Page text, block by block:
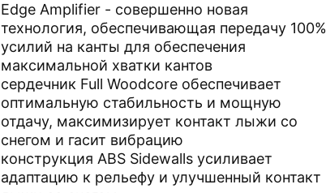
Edge Amplifier - совершенно новая
технология, обеспечивающая передачу 100%
усилий на канты для обеспечения
максимальной хватки кантов
сердечник Full Woodcore обеспечивает
оптимальную стабильность и мощную
отдачу, максимизирует контакт лыжи со
снегом и гасит вибрацию
конструкция ABS Sidewalls усиливает
адаптацию к рельефу и улучшенный контакт